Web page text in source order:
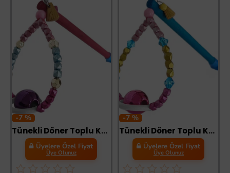
-7 %
Tünekli Döner Toplu Kuş Oyuncağı 10 cm-16 cm Bordo
Üyelere Özel Fiyat
Üye Olunuz
-7 %
Tünekli Döner Toplu Kuş Oyuncağı 10 cm-16 cm Mavi
Üyelere Özel Fiyat
Üye Olunuz